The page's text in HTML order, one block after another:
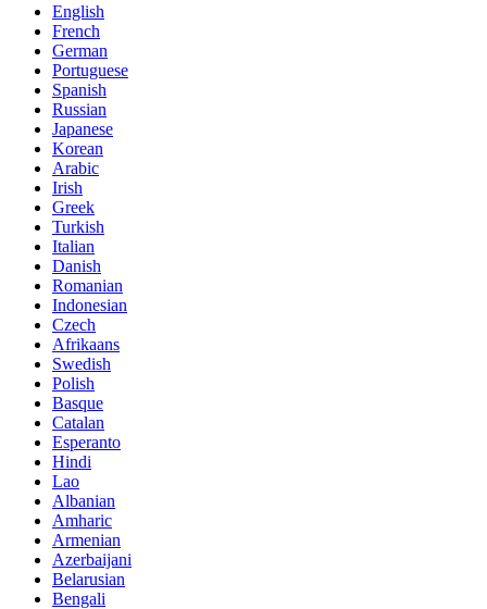
English
French
German
Portuguese
Spanish
Russian
Japanese
Korean
Arabic
Irish
Greek
Turkish
Italian
Danish
Romanian
Indonesian
Czech
Afrikaans
Swedish
Polish
Basque
Catalan
Esperanto
Hindi
Lao
Albanian
Amharic
Armenian
Azerbaijani
Belarusian
Bengali